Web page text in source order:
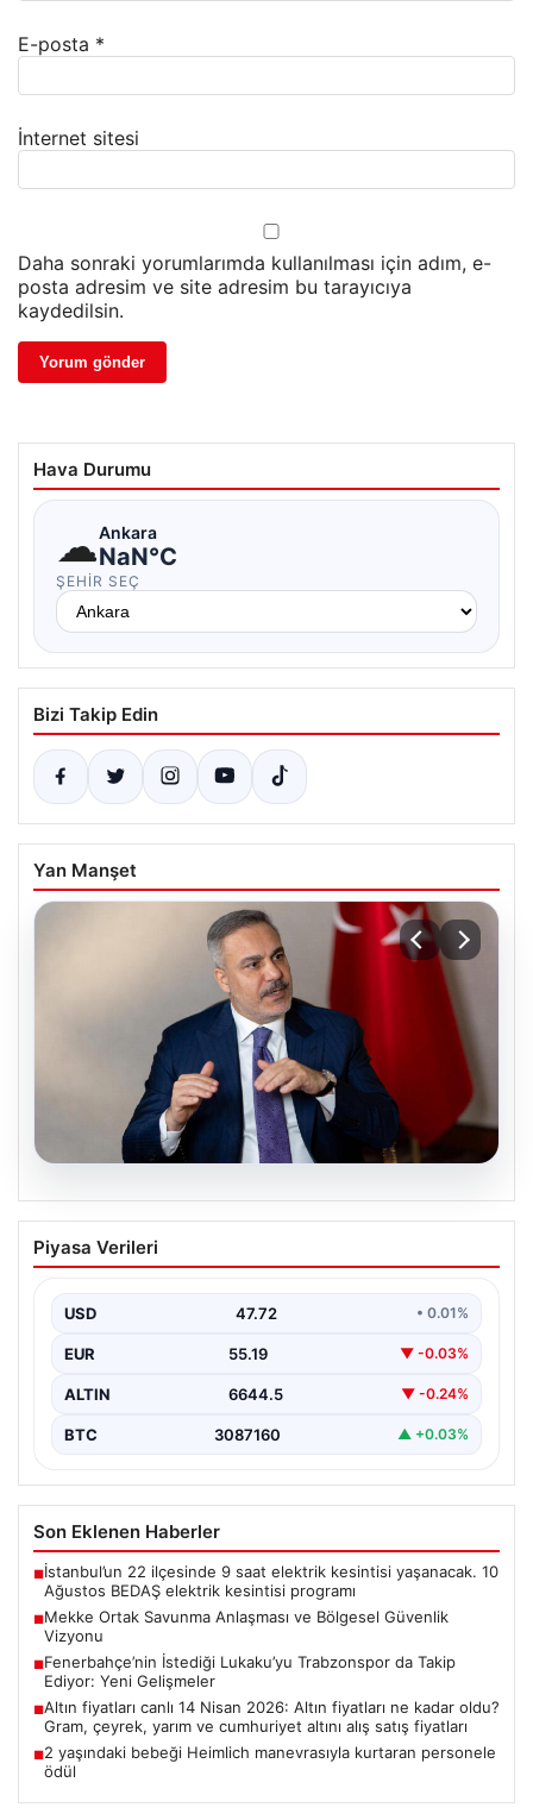
E-posta *
İnternet sitesi
Daha sonraki yorumlarımda kullanılması için adım, e-
posta adresim ve site adresim bu tarayıcıya
kaydedilsin.
Hava Durumu
☁Ankara
NaN°C
ŞEHIR SEÇ
Bizi Takip Edin
Yan Manşet
Mekke Ortak Savunma Anlaşması ve
Bölgesel Güvenlik Vizyonu
yapısını güçlendirmeyi hedefleyen yeni bir girişim
olarak dikkat…
Piyasa Verileri
USD 47.72 • 0.01%
EUR 55.19 ▼ -0.03%
ALTIN 6644.5 ▼ -0.24%
BTC 3087160 ▲ +0.03%
Son Eklenen Haberler
■İstanbul’un 22 ilçesinde 9 saat elektrik kesintisi yaşanacak. 10
Ağustos BEDAŞ elektrik kesintisi programı
■Mekke Ortak Savunma Anlaşması ve Bölgesel Güvenlik
Vizyonu
■Fenerbahçe’nin İstediği Lukaku’yu Trabzonspor da Takip
Ediyor: Yeni Gelişmeler
■Altın fiyatları canlı 14 Nisan 2026: Altın fiyatları ne kadar oldu?
Gram, çeyrek, yarım ve cumhuriyet altını alış satış fiyatları
■2 yaşındaki bebeği Heimlich manevrasıyla kurtaran personele
ödül